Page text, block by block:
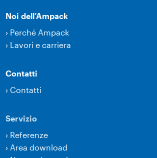
Noi dell’Ampack
› Perché Ampack
› Lavori e carriera
Contatti
›Contatti
Servizio
› Referenze
› Area download